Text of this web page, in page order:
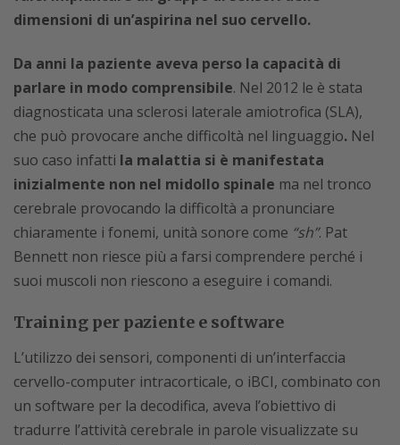
dimensioni di un’aspirina nel suo cervello.
Da anni la paziente aveva perso la capacità di
parlare in modo comprensibile. Nel 2012 le è stata
diagnosticata una sclerosi laterale amiotrofica (SLA),
che può provocare anche difficoltà nel linguaggio. Nel
suo caso infatti la malattia si è manifestata
inizialmente non nel midollo spinale ma nel tronco
cerebrale provocando la difficoltà a pronunciare
chiaramente i fonemi, unità sonore come “sh”. Pat
Bennett non riesce più a farsi comprendere perché i
suoi muscoli non riescono a eseguire i comandi.
Training per paziente e software
L’utilizzo dei sensori, componenti di un’interfaccia
cervello-computer intracorticale, o iBCI, combinato con
un software per la decodifica, aveva l’obiettivo di
tradurre l’attività cerebrale in parole visualizzate su